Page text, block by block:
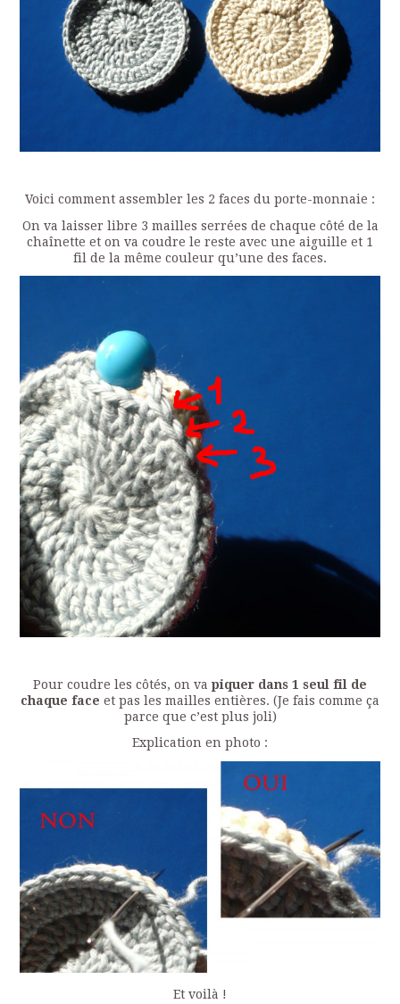
Voici comment assembler les 2 faces du porte-monnaie :
On va laisser libre 3 mailles serrées de chaque côté de la
chaînette et on va coudre le reste avec une aiguille et 1
fil de la même couleur qu’une des faces.
Pour coudre les côtés, on va piquer dans 1 seul fil de
chaque face et pas les mailles entières. (Je fais comme ça
parce que c’est plus joli)
Explication en photo :
Et voilà !